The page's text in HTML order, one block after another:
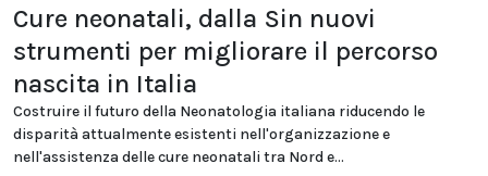
Cure neonatali, dalla Sin nuovi
strumenti per migliorare il percorso
nascita in Italia
Costruire il futuro della Neonatologia italiana riducendo le
disparità attualmente esistenti nell'organizzazione e
nell'assistenza delle cure neonatali tra Nord e...